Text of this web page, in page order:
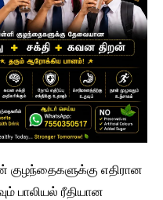
எதிரான
பாலியல் ரீதியான